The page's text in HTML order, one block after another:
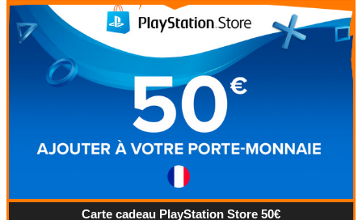
Carte cadeau PlayStation Store 50€